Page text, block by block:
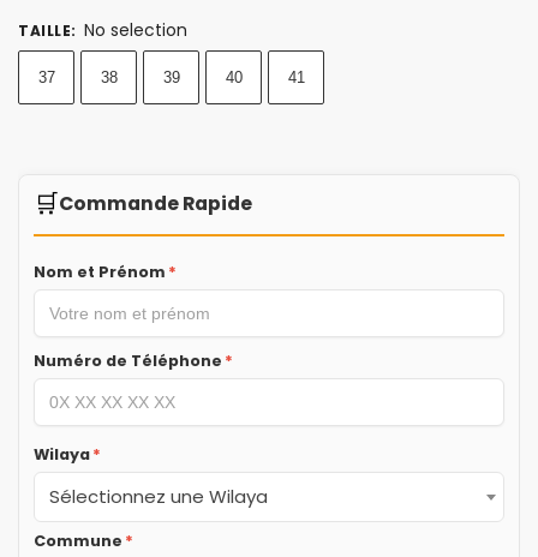
TAILLE: No selection
37 38 39 40 41
🛒Commande Rapide
Nom et Prénom *
Numéro de Téléphone *
Wilaya*
Sélectionnez une Wilaya
Commune *